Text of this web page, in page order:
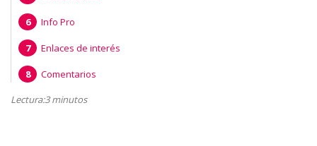
Info Pro
Enlaces de interés
Comentarios
Lectura:3 minutos